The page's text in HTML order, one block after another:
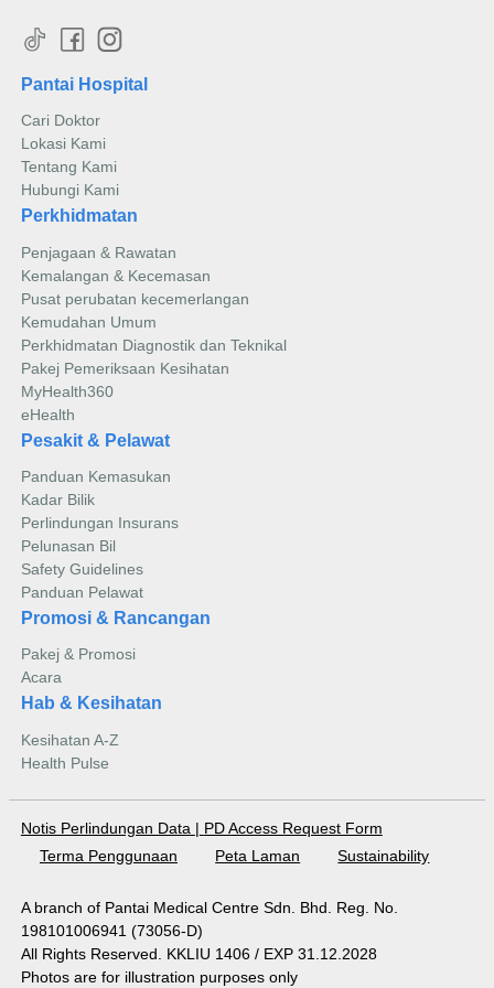
Pantai Hospital
Cari Doktor
Lokasi Kami
Tentang Kami
Hubungi Kami
Perkhidmatan
Penjagaan & Rawatan
Kemalangan & Kecemasan
Pusat perubatan kecemerlangan
Kemudahan Umum
Perkhidmatan Diagnostik dan Teknikal
Pakej Pemeriksaan Kesihatan
MyHealth360
eHealth
Pesakit & Pelawat
Panduan Kemasukan
Kadar Bilik
Perlindungan Insurans
Pelunasan Bil
Safety Guidelines
Panduan Pelawat
Promosi & Rancangan
Pakej & Promosi
Acara
Hab & Kesihatan
Kesihatan A-Z
Health Pulse
Notis Perlindungan Data | PD Access Request Form
Terma Penggunaan
Peta Laman Sustainability
A branch of Pantai Medical Centre Sdn. Bhd. Reg. No.
198101006941 (73056-D)
All Rights Reserved. KKLIU 1406 / EXP 31.12.2028
Photos are for illustration purposes only